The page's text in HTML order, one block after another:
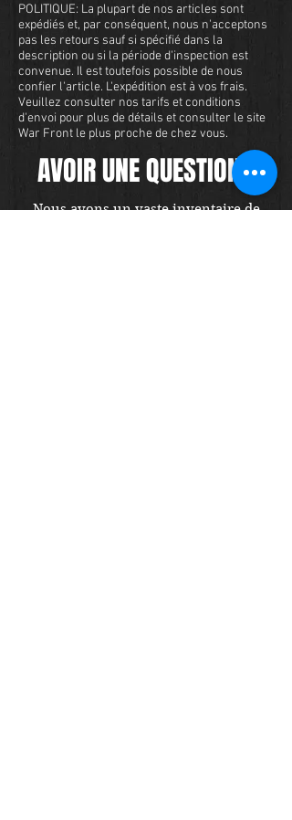
POLITIQUE: La plupart de nos articles sont
expédiés et, par conséquent, nous n'acceptons
pas les retours sauf si spécifié dans la
description ou si la période d'inspection est
convenue. Il est toutefois possible de nous
confier l'article. L'expédition est à vos frais.
Veuillez consulter nos tarifs et conditions
d'envoi pour plus de détails et consulter le site
War Front le plus proche de chez vous.
AVOIR UNE QUESTION?
Nous avons un vaste inventaire de